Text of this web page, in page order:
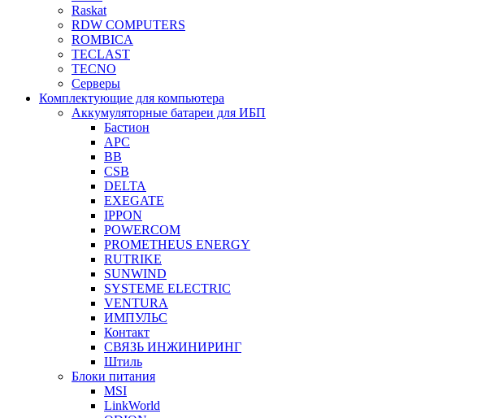
Raskat
RDW COMPUTERS
ROMBICA
TECLAST
TECNO
Серверы
Комплектующие для компьютера
Аккумуляторные батареи для ИБП
Бастион
APC
BB
CSB
DELTA
EXEGATE
IPPON
POWERCOM
PROMETHEUS ENERGY
RUTRIKE
SUNWIND
SYSTEME ELECTRIC
VENTURA
ИМПУЛЬС
Контакт
СВЯЗЬ ИНЖИНИРИНГ
Штиль
Блоки питания
MSI
LinkWorld